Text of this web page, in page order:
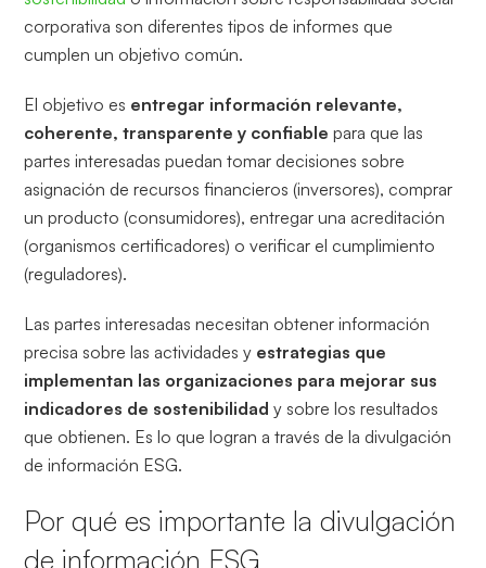
corporativa son diferentes tipos de informes que
cumplen un objetivo común.
El objetivo es entregar información relevante,
coherente, transparente y confiable para que las
partes interesadas puedan tomar decisiones sobre
asignación de recursos financieros (inversores), comprar
un producto (consumidores), entregar una acreditación
(organismos certificadores) o verificar el cumplimiento
(reguladores).
Las partes interesadas necesitan obtener información
precisa sobre las actividades y estrategias que
implementan las organizaciones para mejorar sus
indicadores de sostenibilidad y sobre los resultados
que obtienen. Es lo que logran a través de la divulgación
de información ESG.
Por qué es importante la divulgación
de información ESG